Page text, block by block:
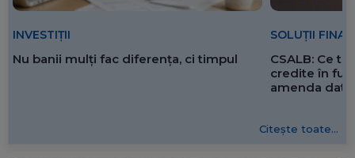
INVESTIȚII
Nu banii mulți fac diferența, ci timpul
SOLUȚII
CSALB: Ce
credite în
amenda
Citește toate...